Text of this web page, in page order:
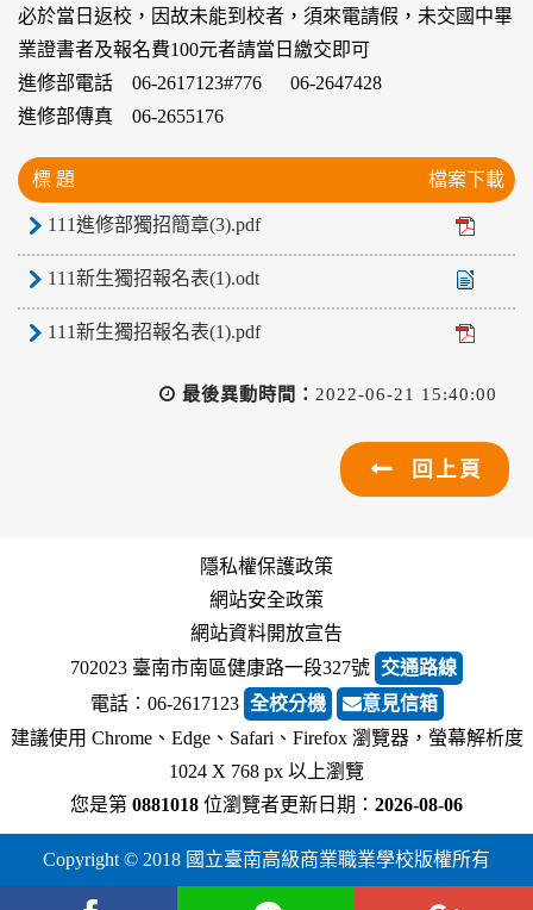
必於當日返校，因故未能到校者，須來電請假，未交國中畢
業證書者及報名費100元者請當日繳交即可
進修部電話 06-2617123#776 06-2647428
進修部傳真 06-2655176
標 題 檔案下載
111進修部獨招簡章(3).pdf
111新生獨招報名表(1).odt
111新生獨招報名表(1).pdf
最後異動時間： 2022-06-21 15:40:00
回上頁
隱私權保護政策
網站安全政策
網站資料開放宣告
702023 臺南市南區健康路一段327號 交通路線
電話︰06-2617123 全校分機
意見信箱
建議使用 Chrome、Edge、Safari、Firefox 瀏覽器，螢幕解析度
1024 X 768 px 以上瀏覽
您是第 0881018 位瀏覽者更新日期： 2026-08-06
Copyright © 2018 國立臺南高級商業職業學校版權所有